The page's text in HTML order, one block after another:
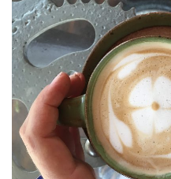
DATENSCHUTZ
Willkommen